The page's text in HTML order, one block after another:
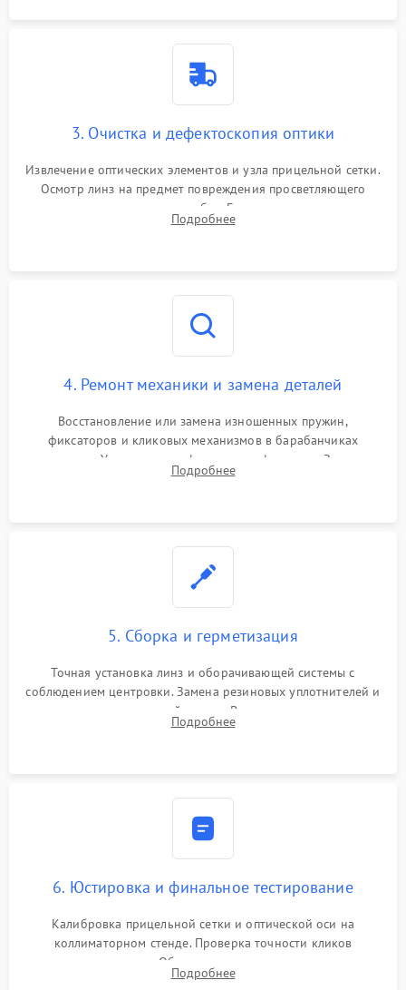
3. Очистка и дефектоскопия оптики
Извлечение оптических элементов и узла прицельной сетки.
Осмотр линз на предмет повреждения просветляющего
покрытия или появления грибка. Бережная очистка стекол
спецрастворами. Проверка целостности гравированной
Подробнее
4. Ремонт механики и замена деталей
Восстановление или замена изношенных пружин,
фиксаторов и кликовых механизмов в барабанчиках
поправок. Устранение люфтов в трансфокаторе. Замена
поврежденных линз, разбитой сетки или восстановление
Подробнее
5. Сборка и герметизация
Точная установка линз и оборачивающей системы с
соблюдением центровки. Замена резиновых уплотнителей и
нанесение влагозащитной смазки. Вакуумирование корпуса
и заполнение его осушенным азотом или аргоном для
Подробнее
6. Юстировка и финальное тестирование
Калибровка прицельной сетки и оптической оси на
коллиматорном стенде. Проверка точности кликов
механизма поправок. Обязательное испытание прицела на
ударном стенде для проверки устойчивости к отдаче и
Подробнее